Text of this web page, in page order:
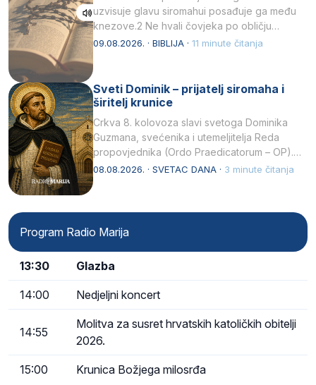
uzvisuje glavu siromahui posađuje ga među
knezove.2 Ne hvali čovjeka po obličju
njegovui…
09.08.2026. · BIBLIJA · 11 minute čitanja
Sveti Dominik – prijatelj siromaha i
širitelj krunice
Crkva 8. kolovoza slavi svetoga Dominika
Guzmana, svećenika i utemeljitelja Reda
propovjednika (Ordo Praedicatorum – OP).
Svojim životom, dubokom ljubavlju prema
08.08.2026. · SVETAC DANA · 3 minute čitanja
Program Radio Marija
13:30 Glazba
14:00 Nedjeljni koncert
14:55
Molitva za susret hrvatskih katoličkih obitelji
2026.
15:00 Krunica Božjega milosrđa